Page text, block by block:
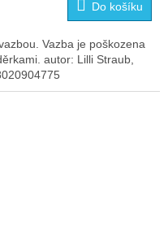
Do košíku
Vazba je poškozena
autor: Lilli Straub,